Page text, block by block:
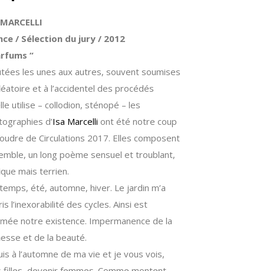
/ Sélection du jury / 2012
“
les unes aux autres, souvent soumises
et à l’accidentel des procédés
utilise – collodion, sténopé – les
d’Isa Marcelliont été notre coup
de Circulations 2017. Elles composent
un long poème sensuel et troublant,
mais terrien.
été, automne, hiver. Le jardin m’a
l’inexorabilité des cycles. Ainsi est
notre existence. Impermanence de la
et de la beauté.
à l’automne de ma vie et je vous vois,